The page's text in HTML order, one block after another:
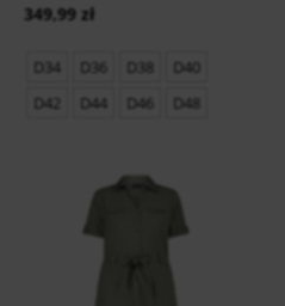
349,99 zł
D34 D36 D38
D40
D42
D44 D46 D48